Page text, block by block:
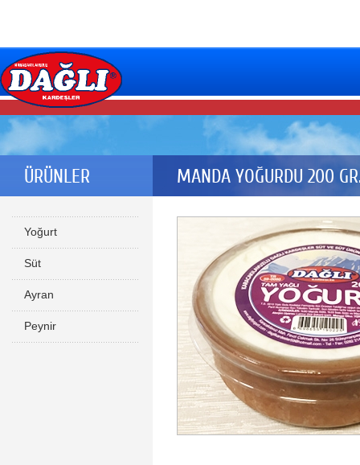
ÜRÜNLER
Yoğurt
Süt
Ayran
Peynir
MANDA YOĞURDU 200